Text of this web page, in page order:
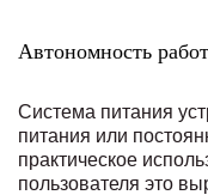
Автономность
Система питания
питания или
практическое
пользователя это